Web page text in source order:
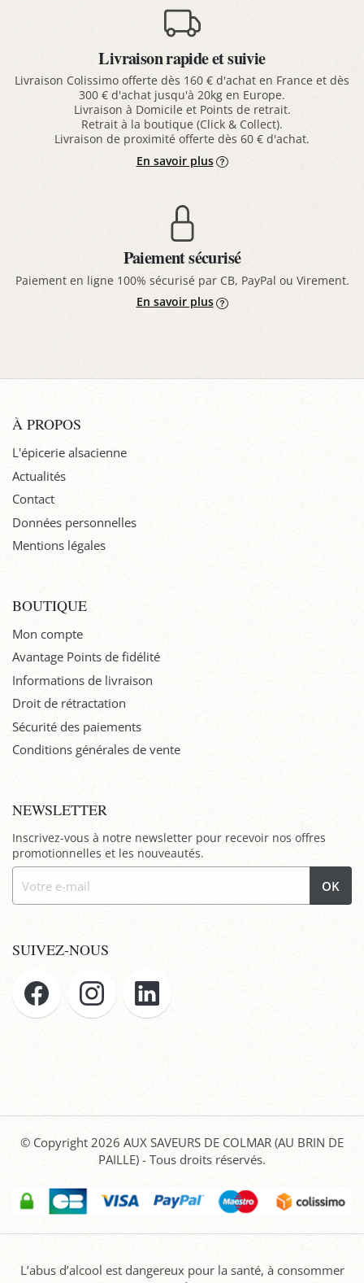
Livraison rapide et suivie
Livraison Colissimo offerte dès 160 € d'achat en France et dès
300 € d'achat jusqu'à 20kg en Europe.
Livraison à Domicile et Points de retrait.
Retrait à la boutique (Click & Collect).
Livraison de proximité offerte dès 60 € d'achat.
En savoir plus
Paiement sécurisé
Paiement en ligne 100% sécurisé par CB, PayPal ou Virement.
En savoir plus
À PROPOS
L'épicerie alsacienne
Actualités
Contact
Données personnelles
Mentions légales
BOUTIQUE
Mon compte
Avantage Points de fidélité
Informations de livraison
Droit de rétractation
Sécurité des paiements
Conditions générales de vente
NEWSLETTER
Inscrivez-vous à notre newsletter pour recevoir nos offres
promotionnelles et les nouveautés.
OK
SUIVEZ-NOUS
© Copyright 2026 AUX SAVEURS DE COLMAR (AU BRIN DE
PAILLE) - Tous droits réservés.
L’abus d’alcool est dangereux pour la santé, à consommer